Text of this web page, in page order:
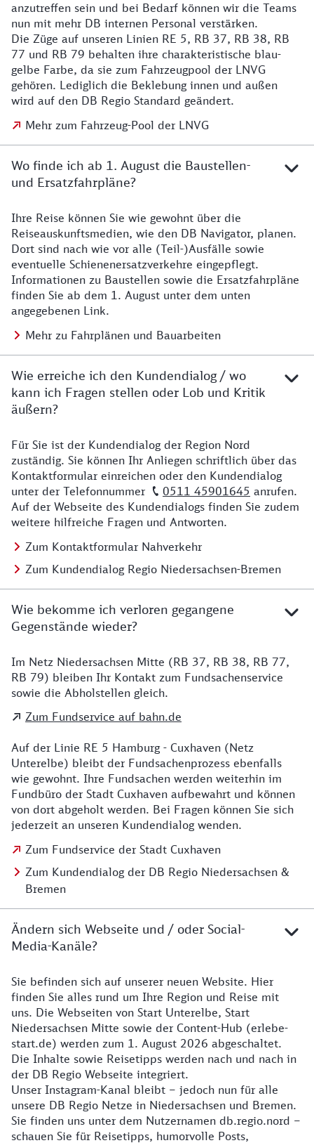
anzutreffen sein und bei Bedarf können wir die Teams
nun mit mehr DB internen Personal verstärken.
Die Züge auf unseren Linien RE 5, RB 37, RB 38, RB
77 und RB 79 behalten ihre charakteristische blau-
gelbe Farbe, da sie zum Fahrzeugpool der LNVG
gehören. Lediglich die Beklebung innen und außen
wird auf den DB Regio Standard geändert.
Mehr zum Fahrzeug-Pool der LNVG
Wo finde ich ab 1. August die Baustellen-
und Ersatzfahrpläne?
Details zu Baustelle
Ihre Reise können Sie wie gewohnt über die
Reiseauskunftsmedien, wie den DB Navigator, planen.
Dort sind nach wie vor alle (Teil-)Ausfälle sowie
eventuelle Schienenersatzverkehre eingepflegt.
Informationen zu Baustellen sowie die Ersatzfahrpläne
finden Sie ab dem 1. August unter dem unten
angegebenen Link.
Mehr zu Fahrplänen und Bauarbeiten
Wie erreiche ich den Kundendialog / wo
kann ich Fragen stellen oder Lob und Kritik
äußern?
Details zu Kontakt
Für Sie ist der Kundendialog der Region Nord
zuständig. Sie können Ihr Anliegen schriftlich über das
Kontaktformular einreichen oder den Kundendialog
unter der Telefonnummer
0511 45901645 anrufen.
Auf der Webseite des Kundendialogs finden Sie zudem
weitere hilfreiche Fragen und Antworten.
Zum Kontaktformular Nahverkehr
Zum Kundendialog Regio Niedersachsen-Bremen
Wie bekomme ich verloren gegangene
Gegenstände wieder?
Details zu Kontakt
Im Netz Niedersachsen Mitte (RB 37, RB 38, RB 77,
RB 79) bleiben Ihr Kontakt zum Fundsachenservice
sowie die Abholstellen gleich.
Zum Fundservice auf bahn.de
Auf der Linie RE 5 Hamburg - Cuxhaven (Netz
Unterelbe) bleibt der Fundsachenprozess ebenfalls
wie gewohnt. Ihre Fundsachen werden weiterhin im
Fundbüro der Stadt Cuxhaven aufbewahrt und können
von dort abgeholt werden. Bei Fragen können Sie sich
jederzeit an unseren Kundendialog wenden.
Zum Fundservice der Stadt Cuxhaven
Zum Kundendialog der DB Regio Niedersachsen &
Bremen
Ändern sich Webseite und / oder Social-
Media-Kanäle?
Details zur Website
Sie befinden sich auf unserer neuen Website. Hier
finden Sie alles rund um Ihre Region und Reise mit
uns. Die Webseiten von Start Unterelbe, Start
Niedersachsen Mitte sowie der Content-Hub (erlebe-
start.de) werden zum 1. August 2026 abgeschaltet.
Die Inhalte sowie Reisetipps werden nach und nach in
der DB Regio Webseite integriert.
Unser Instagram-Kanal bleibt – jedoch nun für alle
unsere DB Regio Netze in Niedersachsen und Bremen.
Sie finden uns unter dem Nutzernamen db.regio.nord –
schauen Sie für Reisetipps, humorvolle Posts,